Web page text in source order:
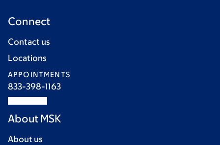
Connect
Contact us
Locations
APPOINTMENTS
833-398-1163
About MSK
About us